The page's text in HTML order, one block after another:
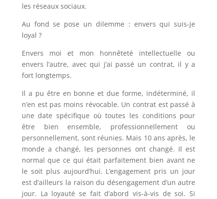
les réseaux sociaux.
Au fond se pose un dilemme : envers qui suis-je
loyal ?
Envers moi et mon honnêteté intellectuelle ou
envers l’autre, avec qui j’ai passé un contrat, il y a
fort longtemps.
Il a pu être en bonne et due forme, indéterminé, il
n’en est pas moins révocable. Un contrat est passé à
une date spécifique où toutes les conditions pour
être bien ensemble, professionnellement ou
personnellement, sont réunies. Mais 10 ans après, le
monde a changé, les personnes ont changé. Il est
normal que ce qui était parfaitement bien avant ne
le soit plus aujourd’hui. L’engagement pris un jour
est d’ailleurs la raison du désengagement d’un autre
jour. La loyauté se fait d’abord vis-à-vis de soi. Si